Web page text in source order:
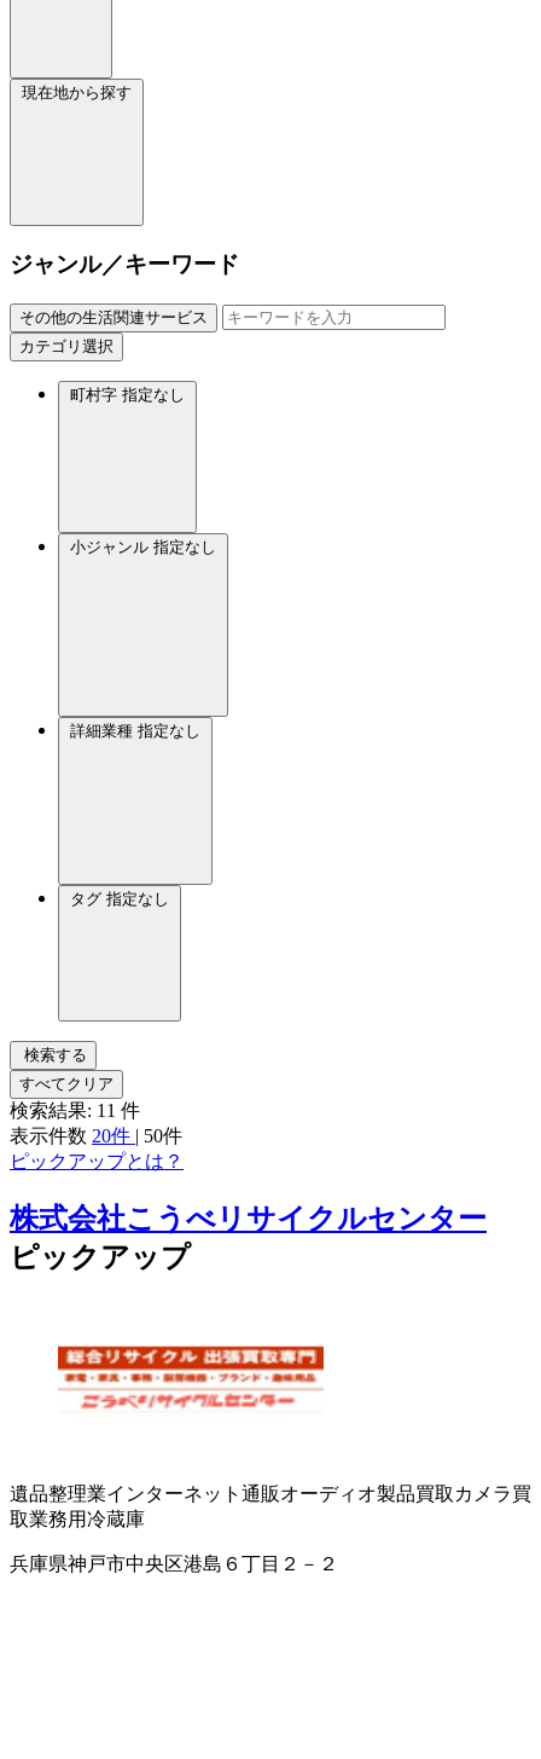
現在地から探す
ジャンル／キーワード
その他の生活関連サービス
カテゴリ選択
町村字 指定なし
小ジャンル 指定なし
詳細業種 指定なし
タグ 指定なし
検索する
すべてクリア
検索結果: 11 件
表示件数 20件 | 50件
ピックアップとは？
株式会社こうべリサイクルセンター
ピックアップ
遺品整理業インターネット通販オーディオ製品買取 カメラ買
取業務用冷蔵庫
兵庫県神戸市中央区港島６丁目２－２